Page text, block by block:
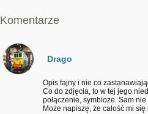
Komentarze
Drago
Opis fajny i nie co
Co do zdjęcia, to w tej jego
połączenie, symbioze. Sam
Może napiszę, że całość mi